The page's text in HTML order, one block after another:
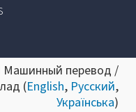
Машинный перевод /
(English, Русский,
Українська)